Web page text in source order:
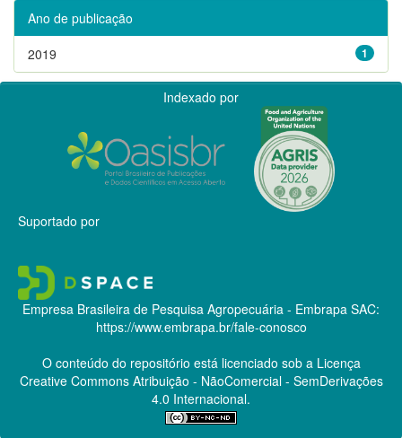
Ano de publicação
1
2019
Indexado por
Suportado por
Empresa Brasileira de Pesquisa Agropecuária - Embrapa SAC:
https://www.embrapa.br/fale-conosco
O conteúdo do repositório está licenciado sob a Licença
Creative CommonsAtribuição - NãoComercial - SemDerivações
4.0 Internacional.